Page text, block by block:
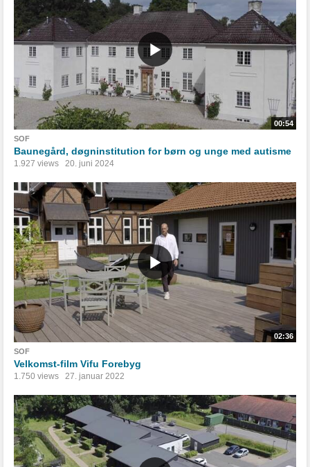
00:54
SOF
Baunegård, døgninstitution for børn og unge med autisme
1.927 views 20. juni 2024
02:36
SOF
Velkomst-film Vifu Forebyg
1.750 views 27. januar 2022